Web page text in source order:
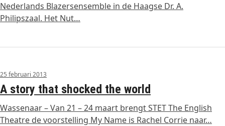
Nederlands Blazersensemble in de Haagse Dr. A.
Philipszaal. Het Nut…
25 februari 2013
A story that shocked the world
Wassenaar – Van 21 – 24 maart brengt STET The English
Theatre de voorstelling My Name is Rachel Corrie naar…